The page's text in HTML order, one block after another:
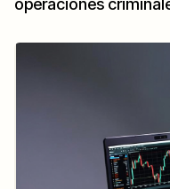
operaciones